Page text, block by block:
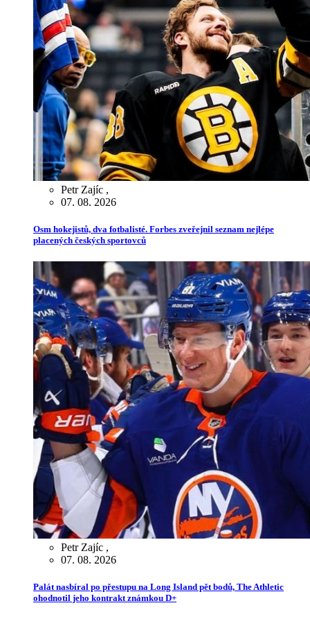
Petr Zajíc ,
07. 08. 2026
Osm hokejistů, dva fotbalisté. Forbes zveřejnil seznam nejlépe
placených českých sportovců
Petr Zajíc ,
07. 08. 2026
Palát nasbíral po přestupu na Long Island pět bodů, The Athletic
ohodnotil jeho kontrakt známkou D+